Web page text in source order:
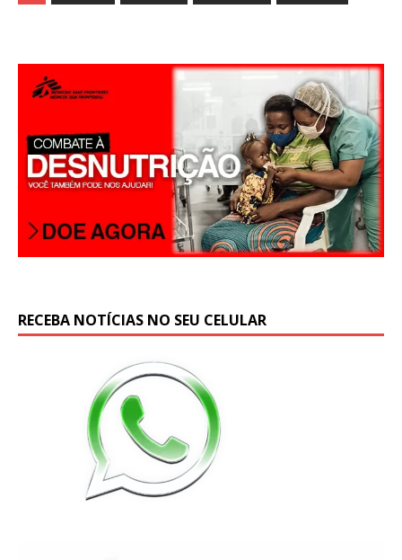
A
p
RECEBA NOTÍCIAS NO SEU CELULAR